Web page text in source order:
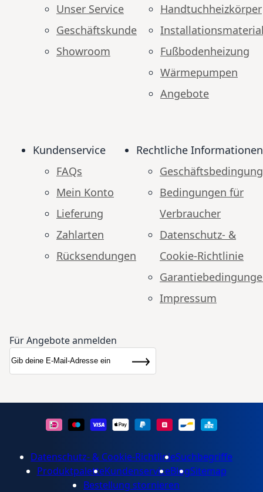
Unser Service
Geschäftskunde
Showroom
Handtuchheizkörper
Fußbodenheizung
Wärmepumpen
Angebote
Kundenservice
FAQs
Mein Konto
Lieferung
Zahlarten
Rücksendungen
Rechtliche Informationen
Bedingungen für
Verbraucher
Datenschutz- &
Cookie-Richtlinie
Impressum
Für Angebote anmelden
Newsletter
Abonnieren
Datenschutz- & Cookie-RichtlinieSuchbegriffe
ProduktpaletteKundenserviceBlogSitemap
Bestellung stornieren